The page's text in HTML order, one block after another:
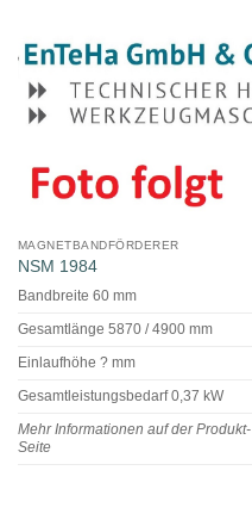
MAGNETBANDFÖRDERER
NSM 1984
Bandbreite 60 mm
Gesamtlänge 5870 / 4900 mm
Einlaufhöhe ? mm
Gesamtleistungsbedarf 0,37 kW
Mehr Informationen auf der Produkt-
Seite